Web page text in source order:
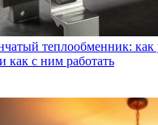
теплообменник: как
как с ним работать